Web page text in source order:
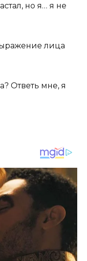
но я… я не
лица
Ответь мне, я